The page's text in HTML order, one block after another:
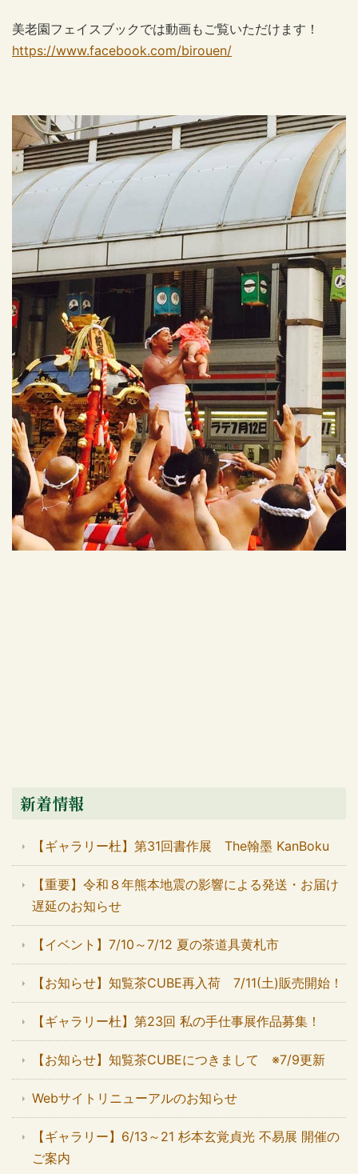
美老園フェイスブックでは動画もご覧いただけます！
https://www.facebook.com/birouen/
新着情報
【ギャラリー杜】第31回書作展 The翰墨 KanBoku
【重要】令和８年熊本地震の影響による発送・お届け
遅延のお知らせ
【イベント】7/10～7/12 夏の茶道具黄札市
【お知らせ】知覧茶CUBE再入荷 7/11(土)販売開始！
【ギャラリー杜】第23回 私の手仕事展作品募集！
【お知らせ】知覧茶CUBEにつきまして ※7/9更新
Webサイトリニューアルのお知らせ
【ギャラリー】6/13～21 杉本玄覚貞光 不易展 開催の
ご案内